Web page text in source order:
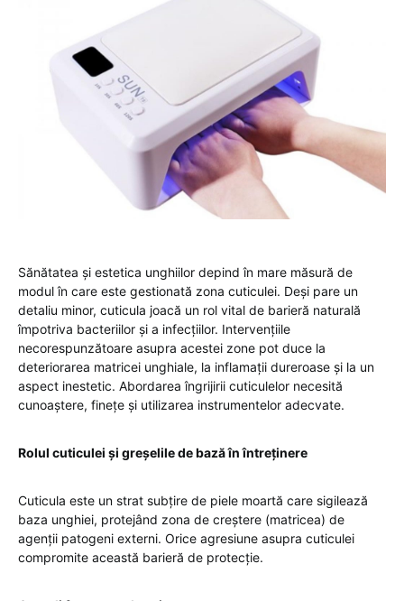
Sănătatea și estetica unghiilor depind în mare măsură de
modul în care este gestionată zona cuticulei. Deși pare un
detaliu minor, cuticula joacă un rol vital de barieră naturală
împotriva bacteriilor și a infecțiilor. Intervențiile
necorespunzătoare asupra acestei zone pot duce la
deteriorarea matricei unghiale, la inflamații dureroase și la un
aspect inestetic. Abordarea îngrijirii cuticulelor necesită
cunoaștere, finețe și utilizarea instrumentelor adecvate.
Rolul cuticulei și greșelile de bază în întreținere
Cuticula este un strat subțire de piele moartă care sigilează
baza unghiei, protejând zona de creștere (matricea) de
agenții patogeni externi. Orice agresiune asupra cuticulei
compromite această barieră de protecție.